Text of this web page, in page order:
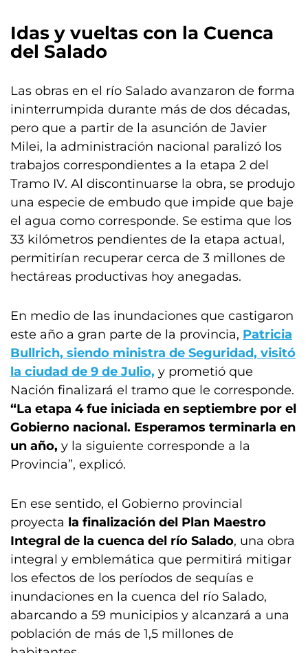
Idas y vueltas con la Cuenca
del Salado
Las obras en el río Salado avanzaron de forma
ininterrumpida durante más de dos décadas,
pero que a partir de la asunción de Javier
Milei, la administración nacional paralizó los
trabajos correspondientes a la etapa 2 del
Tramo IV. Al discontinuarse la obra, se produjo
una especie de embudo que impide que baje
el agua como corresponde. Se estima que los
33 kilómetros pendientes de la etapa actual,
permitirían recuperar cerca de 3 millones de
hectáreas productivas hoy anegadas.
En medio de las inundaciones que castigaron
este año a gran parte de la provincia, Patricia
Bullrich, siendo ministra de Seguridad, visitó
la ciudad de 9 de Julio, y prometió que
Nación finalizará el tramo que le corresponde.
“La etapa 4 fue iniciada en septiembre por el
Gobierno nacional. Esperamos terminarla en
un año, y la siguiente corresponde a la
Provincia”, explicó.
En ese sentido, el Gobierno provincial
proyecta la finalización del Plan Maestro
Integral de la cuenca del río Salado, una obra
integral y emblemática que permitirá mitigar
los efectos de los períodos de sequías e
inundaciones en la cuenca del río Salado,
abarcando a 59 municipios y alcanzará a una
población de más de 1,5 millones de